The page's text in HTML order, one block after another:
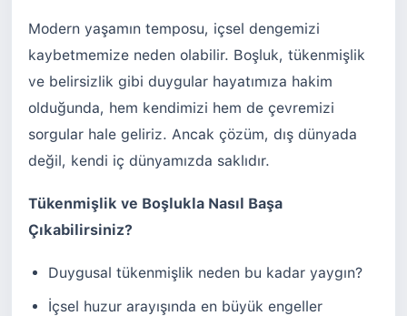
Modern yaşamın temposu, içsel dengemizi
kaybetmemize neden olabilir. Boşluk, tükenmişlik
ve belirsizlik gibi duygular hayatımıza hakim
olduğunda, hem kendimizi hem de çevremizi
sorgular hale geliriz. Ancak çözüm, dış dünyada
değil, kendi iç dünyamızda saklıdır.
Tükenmişlik ve Boşlukla Nasıl Başa
Çıkabilirsiniz?
Duygusal tükenmişlik neden bu kadar yaygın?
İçsel huzur arayışında en büyük engeller